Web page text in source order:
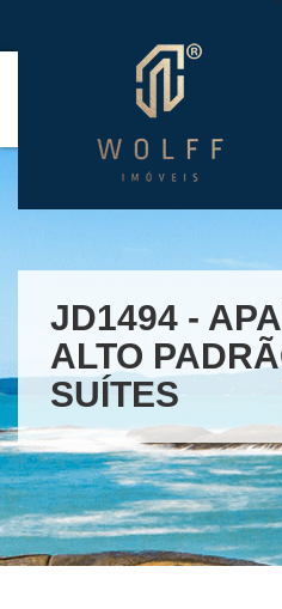
JD1494 -
ALTO
SUÍTES